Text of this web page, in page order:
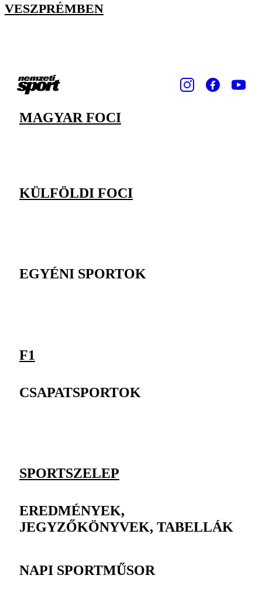
VESZPRÉMBEN
MAGYAR FOCI
KÜLFÖLDI FOCI
EGYÉNI SPORTOK
F1
CSAPATSPORTOK
SPORTSZELEP
EREDMÉNYEK,
JEGYZŐKÖNYVEK, TABELLÁK
NAPI SPORTMŰSOR